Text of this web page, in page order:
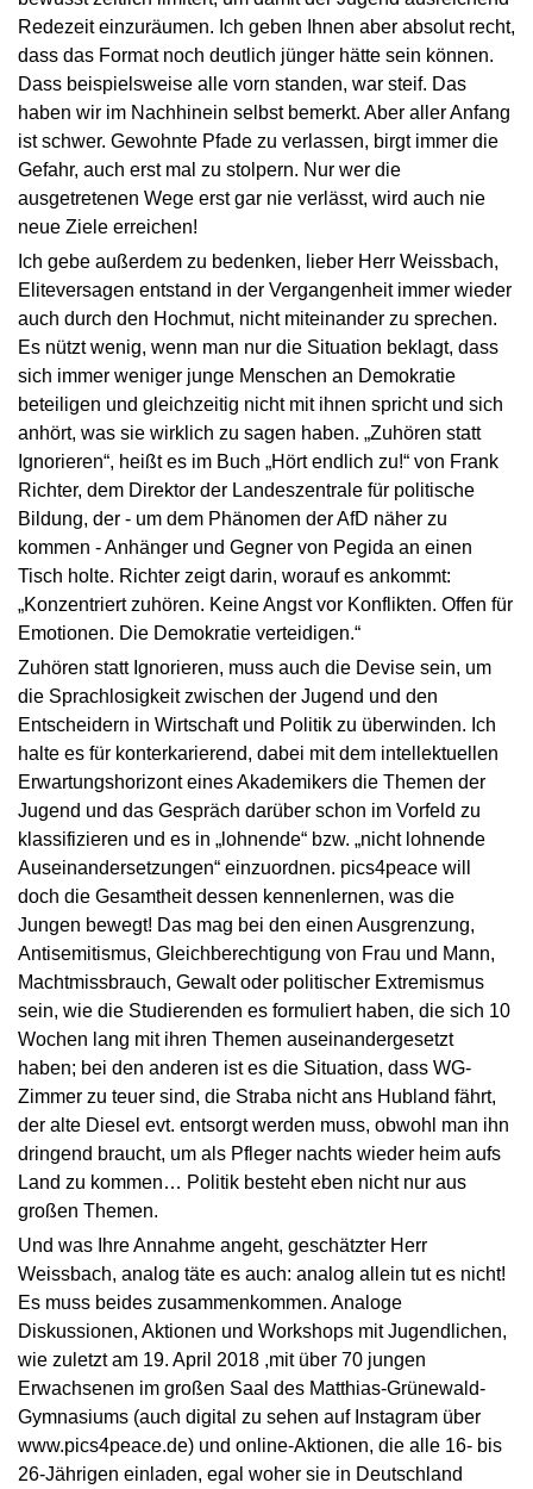
Redezeit einzuräumen. Ich geben Ihnen aber absolut recht,
dass das Format noch deutlich jünger hätte sein können.
Dass beispielsweise alle vorn standen, war steif. Das
haben wir im Nachhinein selbst bemerkt. Aber aller Anfang
ist schwer. Gewohnte Pfade zu verlassen, birgt immer die
Gefahr, auch erst mal zu stolpern. Nur wer die
ausgetretenen Wege erst gar nie verlässt, wird auch nie
neue Ziele erreichen!
Ich gebe außerdem zu bedenken, lieber Herr Weissbach,
Eliteversagen entstand in der Vergangenheit immer wieder
auch durch den Hochmut, nicht miteinander zu sprechen.
Es nützt wenig, wenn man nur die Situation beklagt, dass
sich immer weniger junge Menschen an Demokratie
beteiligen und gleichzeitig nicht mit ihnen spricht und sich
anhört, was sie wirklich zu sagen haben. „Zuhören statt
Ignorieren“, heißt es im Buch „Hört endlich zu!“ von Frank
Richter, dem Direktor der Landeszentrale für politische
Bildung, der - um dem Phänomen der AfD näher zu
kommen - Anhänger und Gegner von Pegida an einen
Tisch holte. Richter zeigt darin, worauf es ankommt:
„Konzentriert zuhören. Keine Angst vor Konflikten. Offen für
Emotionen. Die Demokratie verteidigen.“
Zuhören statt Ignorieren, muss auch die Devise sein, um
die Sprachlosigkeit zwischen der Jugend und den
Entscheidern in Wirtschaft und Politik zu überwinden. Ich
halte es für konterkarierend, dabei mit dem intellektuellen
Erwartungshorizont eines Akademikers die Themen der
Jugend und das Gespräch darüber schon im Vorfeld zu
klassifizieren und es in „lohnende“ bzw. „nicht lohnende
Auseinandersetzungen“ einzuordnen. pics4peace will
doch die Gesamtheit dessen kennenlernen, was die
Jungen bewegt! Das mag bei den einen Ausgrenzung,
Antisemitismus, Gleichberechtigung von Frau und Mann,
Machtmissbrauch, Gewalt oder politischer Extremismus
sein, wie die Studierenden es formuliert haben, die sich 10
Wochen lang mit ihren Themen auseinandergesetzt
haben; bei den anderen ist es die Situation, dass WG-
Zimmer zu teuer sind, die Straba nicht ans Hubland fährt,
der alte Diesel evt. entsorgt werden muss, obwohl man ihn
dringend braucht, um als Pfleger nachts wieder heim aufs
Land zu kommen… Politik besteht eben nicht nur aus
großen Themen.
Und was Ihre Annahme angeht, geschätzter Herr
Weissbach, analog täte es auch: analog allein tut es nicht!
Es muss beides zusammenkommen. Analoge
Diskussionen, Aktionen und Workshops mit Jugendlichen,
wie zuletzt am 19. April 2018 ,mit über 70 jungen
Erwachsenen im großen Saal des Matthias-Grünewald-
Gymnasiums (auch digital zu sehen auf Instagram über
www.pics4peace.de) und online-Aktionen, die alle 16- bis
26-Jährigen einladen, egal woher sie in Deutschland